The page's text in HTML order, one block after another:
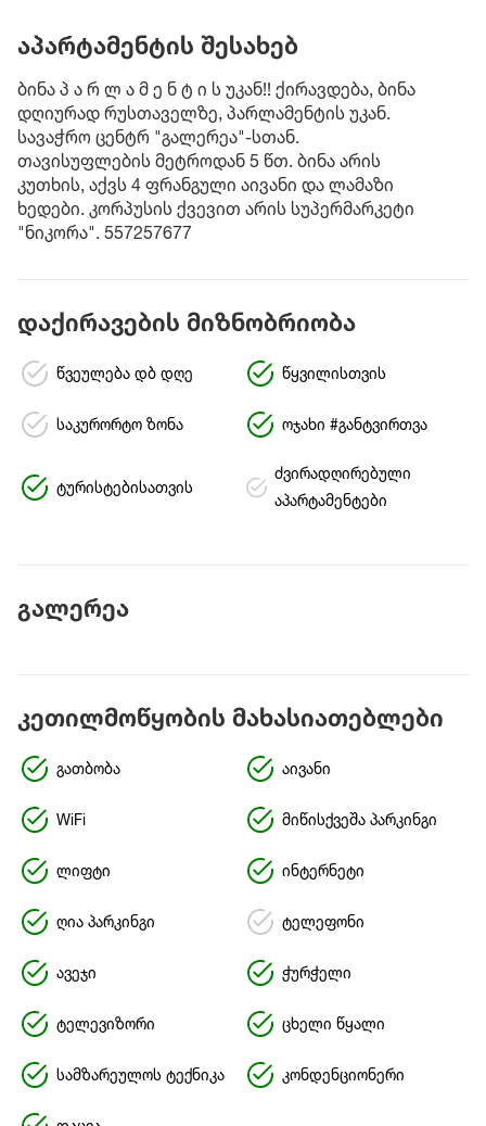
აპარტამენტის შესახებ
ბინა პ ა რ ლ ა მ ე ნ ტ ი ს უკან!! ქირავდება, ბინა
დღიურად რუსთაველზე, პარლამენტის უკან.
სავაჭრო ცენტრ "გალერეა"-სთან.
თავისუფლების მეტროდან 5 წთ. ბინა არის
კუთხის, აქვს 4 ფრანგული აივანი და ლამაზი
ხედები. კორპუსის ქვევით არის სუპერმარკეტი
"ნიკორა". 557257677
დაქირავების მიზნობრიობა
წვეულება დბ დღე წყვილისთვის
საკურორტო ზონა ოჯახი #განტვირთვა
ტურისტებისათვის
ძვირადღირებული
აპარტამენტები
გალერეა
კეთილმოწყობის მახასიათებლები
გათბობა აივანი
WiFi მიწისქვეშა პარკინგი
ლიფტი ინტერნეტი
ღია პარკინგი ტელეფონი
ავეჯი ჭურჭელი
ტელევიზორი ცხელი წყალი
სამზარეულოს ტექნიკა კონდენციონერი